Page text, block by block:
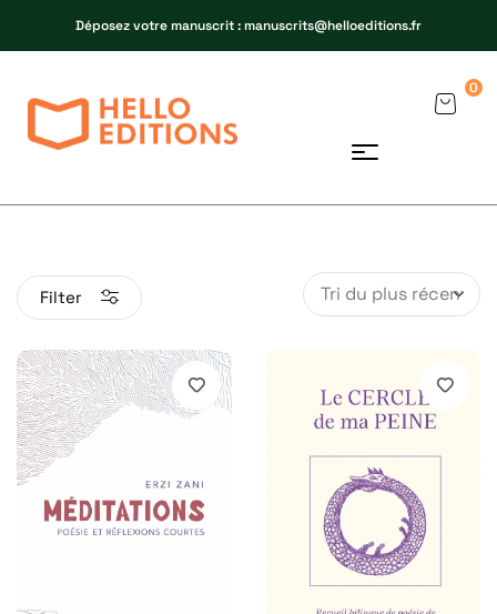
Déposez votre manuscrit : manuscrits@helloeditions.fr
0
Filter